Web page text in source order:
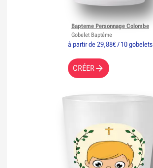
à partir de 29,88€ / 10 gobelets
CRÉER
Bapteme Personnage Colombe
Gobelet Baptême